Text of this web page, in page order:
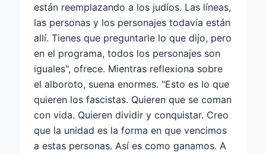
están reemplazando a los judíos. Las líneas,
las personas y los personajes todavía están
allí. Tienes que preguntarle lo que dijo, pero
en el programa, todos los personajes son
iguales", ofrece. Mientras reflexiona sobre
el alboroto, suena enormes. "Esto es lo que
quieren los fascistas. Quieren que se coman
con vida. Quieren dividir y conquistar. Creo
que la unidad es la forma en que vencimos
a estas personas. Así es como ganamos. A